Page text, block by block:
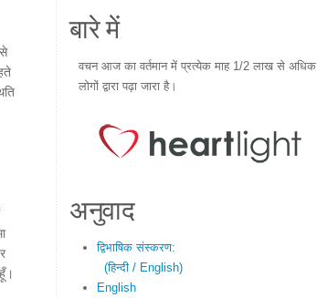
बारे में
वचन आज का वर्तमान में प्रत्येक माह 1/2 लाख से अधिक
लोगों द्वारा पढ़ा जारा है।
अनुवाद
द्विभाषिक संस्करण:
(हिन्दी / English)
English